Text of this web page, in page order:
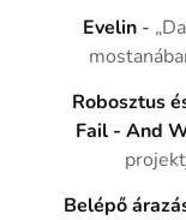
Evelin -
Robosztus
Fail - And
Belépő